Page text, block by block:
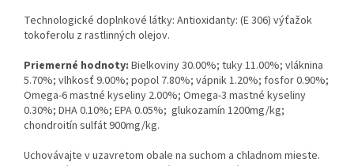
Technologické doplnkové látky: Antioxidanty: (E 306) výťažok
tokoferolu z rastlinných olejov.
Priemerné hodnoty: Bielkoviny 30.00%; tuky 11.00%; vláknina
5.70%; vlhkosť 9.00%; popol 7.80%; vápnik 1.20%; fosfor 0.90%;
Omega-6 mastné kyseliny 2.00%; Omega-3 mastné kyseliny
0.30%; DHA 0.10%; EPA 0.05%; glukozamín 1200mg/kg;
chondroitín sulfát 900mg/kg.
Uchovávajte v uzavretom obale na suchom a chladnom mieste.